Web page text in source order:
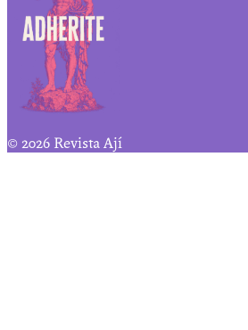
© 2026 Revista Ají